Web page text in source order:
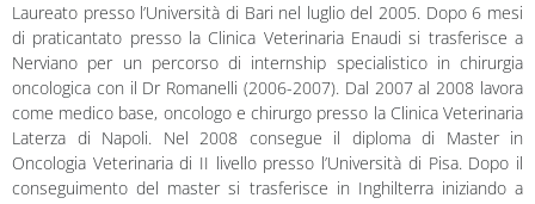
Laureato presso l’Università di Bari nel luglio del 2005. Dopo 6 mesi
di praticantato presso la Clinica Veterinaria Enaudi si trasferisce a
Nerviano per un percorso di internship specialistico in chirurgia
oncologica con il Dr Romanelli (2006-2007). Dal 2007 al 2008 lavora
come medico base, oncologo e chirurgo presso la Clinica Veterinaria
Laterza di Napoli. Nel 2008 consegue il diploma di Master in
Oncologia Veterinaria di II livello presso l’Università di Pisa. Dopo il
conseguimento del master si trasferisce in Inghilterra iniziando a